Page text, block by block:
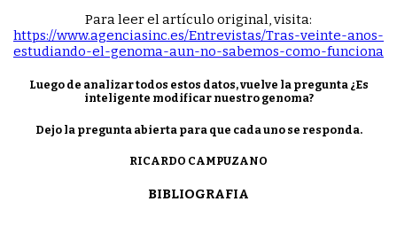
Para leer el artículo original, visita:
https://www.agenciasinc.es/Entrevistas/Tras-veinte-anos-
estudiando-el-genoma-aun-no-sabemos-como-funciona
Luego de analizar todos estos datos, vuelve la pregunta ¿Es
inteligente modificar nuestro genoma?
Dejo la pregunta abierta para que cada uno se responda.
RICARDO CAMPUZANO
BIBLIOGRAFIA